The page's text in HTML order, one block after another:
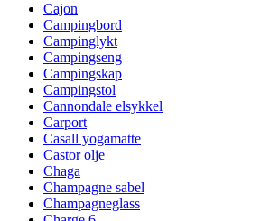
Cajon
Campingbord
Campinglykt
Campingseng
Campingskap
Campingstol
Cannondale elsykkel
Carport
Casall yogamatte
Castor olje
Chaga
Champagne sabel
Champagneglass